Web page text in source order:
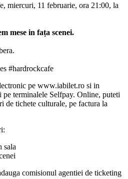
miercuri, 11 februarie, ora 21:00, la
mese in fața scenei.
#hardrockcafe
pe www.iabilet.ro si in
terminalele Selfpay. Online, puteti
de tichete culturale, pe factura la
sala
comisionul agentiei de ticketing